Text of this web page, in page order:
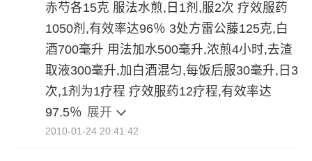
赤芍各15克 服法水煎,日1剂,服2次 疗效服药
1050剂,有效率达96％ 3处方雷公藤125克,白
酒700毫升 用法加水500毫升,浓煎4小时,去渣
取液300毫升,加白酒混匀,每饭后服30毫升,日3
次,1剂为1疗程 疗效服药12疗程,有效率达
97.5％ 展开
2010-01-24 20:41:42